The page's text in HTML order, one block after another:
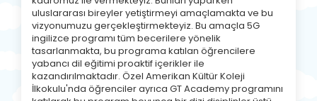
uluslararası bireyler yetiştirmeyi amaçlamakta ve bu
vizyonumuzu gerçekleştirmekteyiz. Bu amaçla 5G
ingilizce programı tüm becerilere yönelik
tasarlanmakta, bu programa katılan öğrencilere
yabancı dil eğitimi proaktif içerikler ile
kazandırılmaktadır. Özel Amerikan Kültür Koleji
İlkokulu'nda öğrenciler ayrıca GT Academy programını